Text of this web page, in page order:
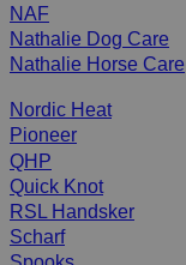
NAF
Nathalie Dog Care
Nathalie Horse Care
Nordic Heat
Pioneer
QHP
Quick Knot
RSL Handsker
Scharf